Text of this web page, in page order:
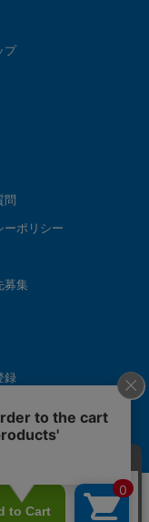
プ
問
ーポリシー
募集
録